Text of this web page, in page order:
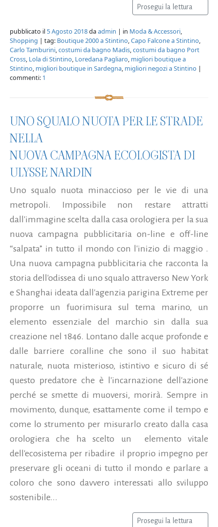
Prosegui la lettura
pubblicato il 5 Agosto 2018daadmin | in Moda & Accessori,
Shopping | tag: Boutique 2000 a Stintino,Capo Falcone a Stintino,
Carlo Tamburini,costumi da bagno Madis,costumi da bagno Port
Cross, Lola di Stintino, Loredana Pagliaro, migliori boutique a
Stintino, migliori boutique in Sardegna, migliori negozi a Stintino |
commenti: 1
UNO SQUALO NUOTA PER LE STRADE
NELLA
NUOVA CAMPAGNA ECOLOGISTA DI
ULYSSE NARDIN
Uno squalo nuota minaccioso per le vie di una
metropoli. Impossibile non restare attratti
dall'immagine scelta dalla casa orologiera per la sua
nuova campagna pubblicitaria on-line e off-line
“salpata” in tutto il mondo con l'inizio di maggio .
Una nuova campagna pubblicitaria che racconta la
storia dell'odissea di uno squalo attraverso New York
e Shanghai ideata dall'agenzia parigina Extreme per
proporre un fuorimisura sul tema marino, un
elemento essenziale del marchio sin dalla sua
creazione nel 1846. Lontano dalle acque profonde e
dalle barriere coralline che sono il suo habitat
naturale, nuota misterioso, istintivo e sicuro di sé
questo predatore che è l'incarnazione dell'azione
perché se smette di muoversi, morirà. Sempre in
movimento, dunque, esattamente come il tempo e
come lo strumento per misurarlo creato dalla casa
orologiera che ha scelto un elemento vitale
dell'ecosistema per ribadire il proprio impegno per
preservare gli oceani di tutto il mondo e parlare a
coloro che sono davvero interessati allo sviluppo
sostenibile...
Prosegui la lettura